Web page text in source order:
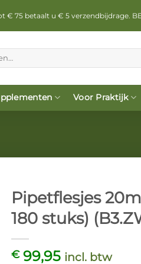
75 betaalt u € 5 verzendbijdrage.
Voor Praktijk
Pipetflesjes
180 stuks)
€99,95 incl. btw